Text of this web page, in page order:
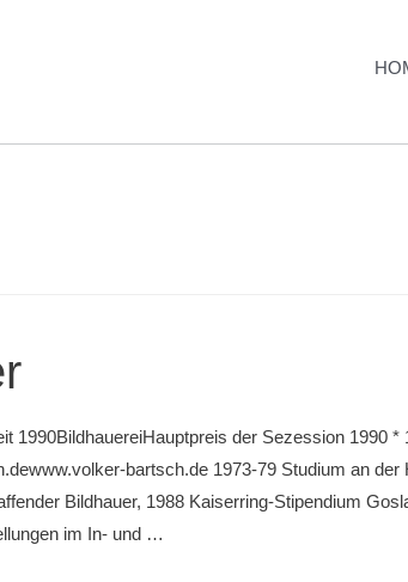
1990BildhauereiHauptpreis der Sezession 1990 *
bartsch.de 1973-79 Studium an
Bildhauer, 1988 Kaiserring-Stipendium
im In- und …